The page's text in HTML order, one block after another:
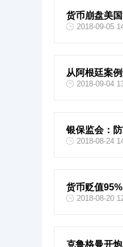
货币崩盘美
2018-09-05
从阿根廷案
2018-09-04
银保监会：
2018-08-24
货币贬值
2018-08-20
克鲁格曼开